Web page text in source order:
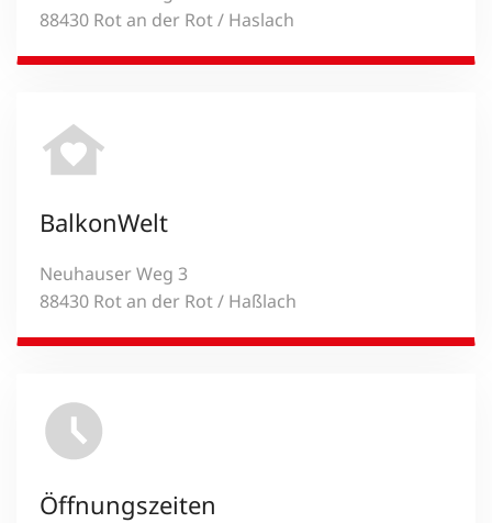
88430 Rot an der Rot / Haslach
BalkonWelt
Neuhauser Weg 3
88430 Rot an der Rot / Haßlach
Öffnungszeiten